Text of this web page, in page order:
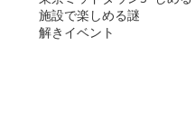
施設で楽しめる謎
解きイベント